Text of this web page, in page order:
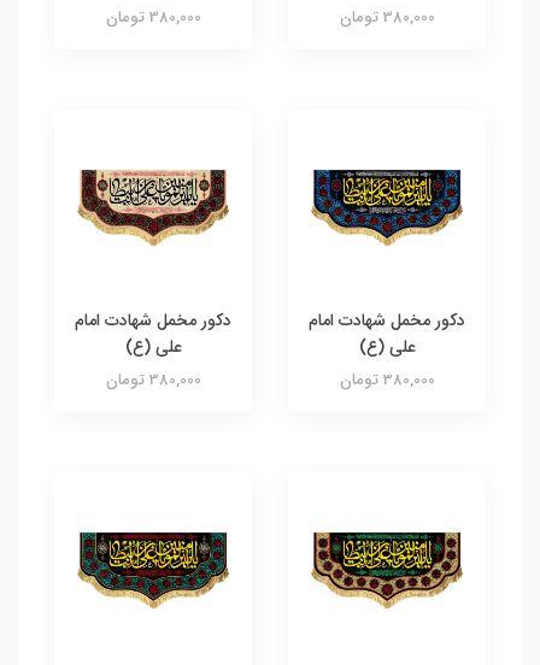
380,000 تومان 380,000 تومان
دکور مخمل شهادت امام
علی (ع)
380,000 تومان
دکور مخمل شهادت امام
علی (ع)
380,000 تومان